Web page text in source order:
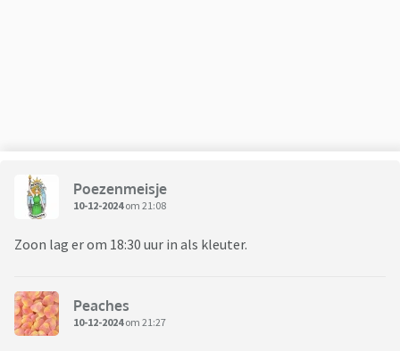
Poezenmeisje
10-12-2024om 21:08
Zoon lag er om 18:30 uur in als kleuter.
Peaches
10-12-2024om 21:27